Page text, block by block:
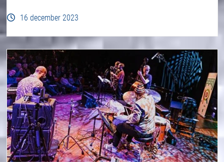
16 december 2023